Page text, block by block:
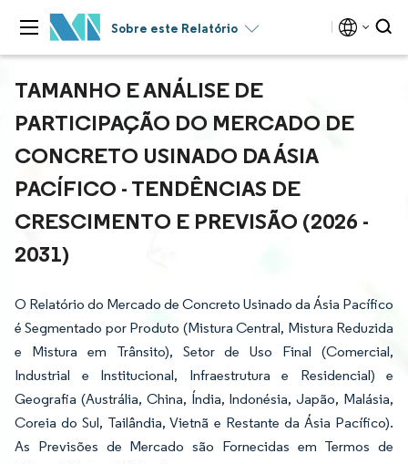
Sobre este Relatório
TAMANHO E ANÁLISE DE
PARTICIPAÇÃO DO MERCADO DE
CONCRETO USINADO DA ÁSIA
PACÍFICO - TENDÊNCIAS DE
CRESCIMENTO E PREVISÃO (2026 -
2031)
O Relatório do Mercado de Concreto Usinado da Ásia Pacífico
é Segmentado por Produto (Mistura Central, Mistura Reduzida
e Mistura em Trânsito), Setor de Uso Final (Comercial,
Industrial e Institucional, Infraestrutura e Residencial) e
Geografia (Austrália, China, Índia, Indonésia, Japão, Malásia,
Coreia do Sul, Tailândia, Vietnã e Restante da Ásia Pacífico).
As Previsões de Mercado são Fornecidas em Termos de